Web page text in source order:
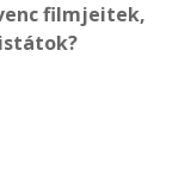
filmjeitek,